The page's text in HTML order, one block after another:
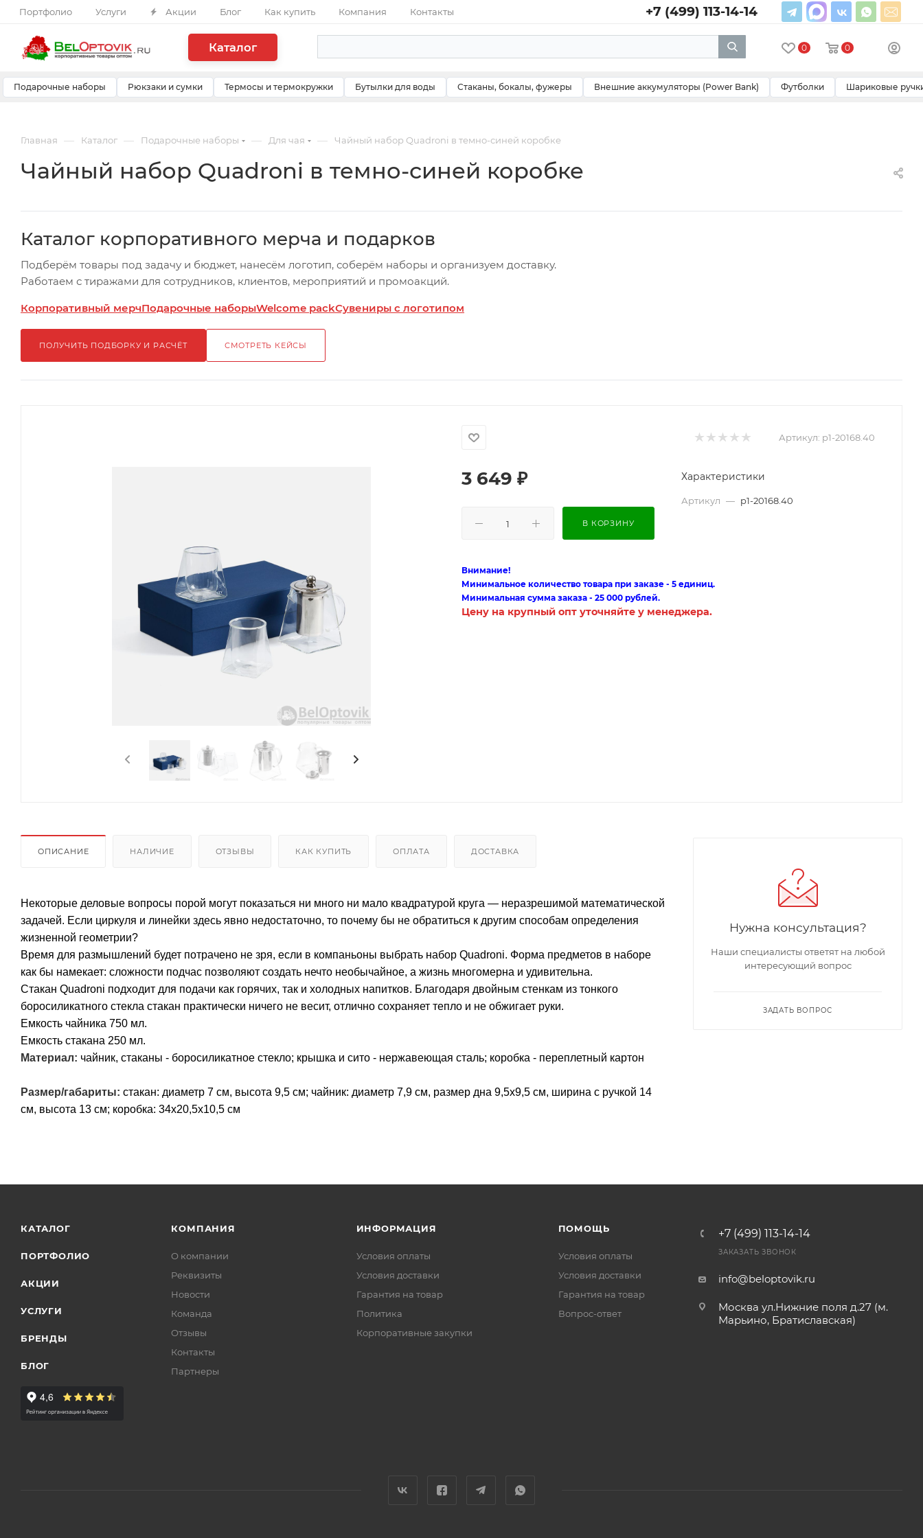
Портфолио Услуги Акции Блог Как купить Компания Контакты +7 (499) 113-14-14
Каталог 0 0
Подарочные наборы Рюкзаки и сумки Термосы и термокружки Бутылки для воды Стаканы, бокалы, фужеры Внешние аккумуляторы (Power Bank) Футболки Шариковые
Главная — Каталог — Подарочные наборы — Для чая — Чайный набор Quadroni в темно-синей коробке
Чайный набор Quadroni в темно-синей коробке
Каталог корпоративного мерча и подарков
Подберём товары под задачу и бюджет, нанесём логотип, соберём наборы и организуем доставку.
Работаем с тиражами для сотрудников, клиентов, мероприятий и промоакций.
Корпоративный мерчПодарочные наборыWelcome packСувениры с логотипом
ПОЛУЧИТЬ ПОДБОРКУ И РАСЧЁТ СМОТРЕТЬ КЕЙСЫ
Артикул: p1-20168.40
3 649 ₽
В КОРЗИНУ
Характеристики
Артикул — p1-20168.40
Внимание!
Минимальное количество товара при заказе - 5 единиц.
Минимальная сумма заказа - 25 000 рублей.
Цену на крупный опт уточняйте у менеджера.
ОПИСАНИЕ НАЛИЧИЕ ОТЗЫВЫ КАК КУПИТЬ ОПЛАТА ДОСТАВКА
Некоторые деловые вопросы порой могут показаться ни много ни мало квадратурой круга — неразрешимой математической
задачей. Если циркуля и линейки здесь явно недостаточно, то почему бы не обратиться к другим способам определения
жизненной геометрии?
Время для размышлений будет потрачено не зря, если в компаньоны выбрать набор Quadroni. Форма предметов в наборе
как бы намекает: сложности подчас позволяют создать нечто необычайное, а жизнь многомерна и удивительна.
Стакан Quadroni подходит для подачи как горячих, так и холодных напитков. Благодаря двойным стенкам из тонкого
боросиликатного стекла стакан практически ничего не весит, отлично сохраняет тепло и не обжигает руки.
Емкость чайника 750 мл.
Емкость стакана 250 мл.
Материал: чайник, стаканы - боросиликатное стекло; крышка и сито - нержавеющая сталь; коробка - переплетный картон
Размер/габариты: стакан: диаметр 7 см, высота 9,5 см; чайник: диаметр 7,9 см, размер дна 9,5х9,5 см, ширина с ручкой 14
см, высота 13 см; коробка: 34х20,5х10,5 см
Нужна консультация?
Наши специалисты ответят на любой
интересующий вопрос
ЗАДАТЬ ВОПРОС
КАТАЛОГ
ПОРТФОЛИО
АКЦИИ
УСЛУГИ
БРЕНДЫ
БЛОГ
КОМПАНИЯ
О компании
Реквизиты
Новости
Команда
Отзывы
Контакты
Партнеры
ИНФОРМАЦИЯ
Условия оплаты
Условия доставки
Гарантия на товар
Политика
Корпоративные закупки
ПОМОЩЬ
Условия оплаты
Условия доставки
Гарантия на товар
Вопрос-ответ
+7 (499) 113-14-14
ЗАКАЗАТЬ ЗВОНОК
info@beloptovik.ru
Москва ул.Нижние поля д.27 (м.
Марьино, Братиславская)